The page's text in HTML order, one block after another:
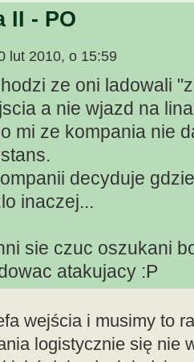
II - PO
lut 2010, o 15:59
ze oni ladowali
a nie wjazd na
mi ze kompania nie
decyduje
inaczej...
sie czuc oszukani
atakujacy :P
wejścia i musimy to
logistycznie się nie